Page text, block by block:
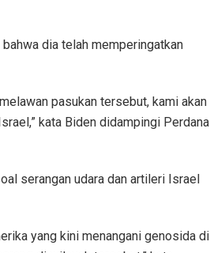
dia telah memperingatkan
pasukan tersebut, kami akan
kata Biden didampingi Perdana
serangan udara dan artileri Israel
yang kini menangani genosida di